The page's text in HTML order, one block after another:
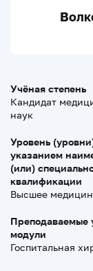
Учёная степень
Кандидат
наук
Уровень
указанием
(или)
квалификации
Высшее
Преподаваемые
модули
Госпитальная